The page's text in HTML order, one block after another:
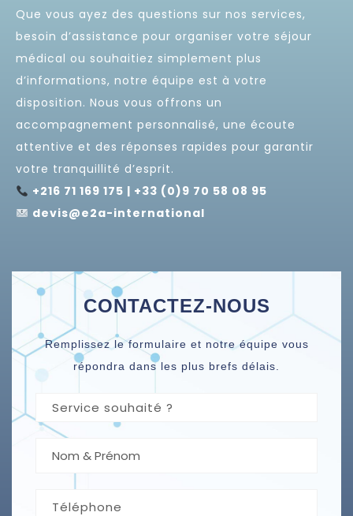
Que vous ayez des questions sur nos services,
besoin d’assistance pour organiser votre séjour
médical ou souhaitiez simplement plus
d’informations, notre équipe est à votre
disposition. Nous vous offrons un
accompagnement personnalisé, une écoute
attentive et des réponses rapides pour garantir
votre tranquillité d’esprit.
+216 71 169 175 | +33 (0)9 70 58 08 95
devis@e2a-international
CONTACTEZ-NOUS
Remplissez le formulaire et notre équipe vous
répondra dans les plus brefs délais.